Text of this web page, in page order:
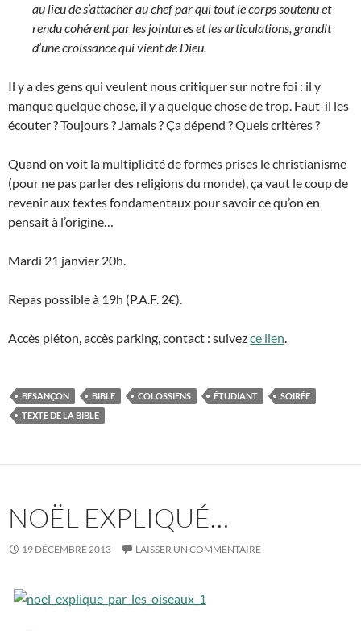
au lieu de s’attacher au chef par qui tout le corps soutenu et
rendu cohérent par les jointures et les articulations, grandit
d’une croissance qui vient de Dieu.
Il y a des gens qui veulent nous critiquer sur notre foi : il y
manque quelque chose, il y a quelque chose de trop. Faut-il les
écouter ? Toujours ? Jamais ? Ça dépend ? Quels critères ?
Quand on voit la multiplicité de formes prises le christianisme
(pour ne pas parler des religions du monde), ça vaut le coup de
revenir aux textes fondamentaux pour savoir ce qu’on en
pensait à l’origine…
Mardi 21 janvier 20h.
Repas possible à 19h (P.A.F. 2€).
Accès piéton, accès parking, contact : suivezce lien.
BESANÇON BIBLE COLOSSIENS ÉTUDIANT
SOIRÉE
TEXTE DE LA BIBLE
NOËL EXPLIQUÉ…
19 DÉCEMBRE 2013 LAISSER UN COMMENTAIRE